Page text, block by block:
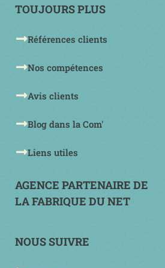
TOUJOURS PLUS
Références clients
Nos compétences
Avis clients
Blog dans la Com'
Liens utiles
AGENCE PARTENAIRE DE
LA FABRIQUE DU NET
NOUS SUIVRE